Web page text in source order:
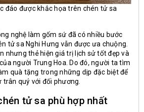
đáo được khắc họa trên chén tử sa
nghệ làm gốm sứ đã có nhiều bước
tử sa Nghi Hưng vẫn được ưa chuộng.
nhưng thẻ hiện giá trị lịch sử tốt đẹp và
người Trung Hoa. Do đó, người ta tìm
quà tặng trong những dịp đặc biệt để
quý với đối phương.
tử sa phù hợp nhất